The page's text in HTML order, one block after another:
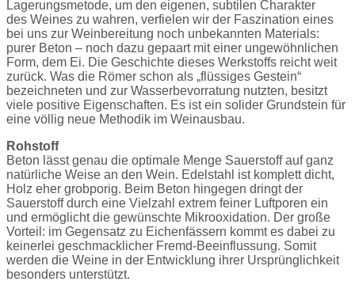
Lagerungsmetode, um den eigenen, subtilen Charakter
des Weines zu wahren, verfielen wir der Faszination eines
bei uns zur Weinbereitung noch unbekannten Materials:
purer Beton – noch dazu gepaart mit einer ungewöhnlichen
Form, dem Ei. Die Geschichte dieses Werkstoffs reicht weit
zurück. Was die Römer schon als „flüssiges Gestein“
bezeichneten und zur Wasserbevorratung nutzten, besitzt
viele positive Eigenschaften. Es ist ein solider Grundstein für
eine völlig neue Methodik im Weinausbau.
Rohstoff
Beton lässt genau die optimale Menge Sauerstoff auf ganz
natürliche Weise an den Wein. Edelstahl ist komplett dicht,
Holz eher grobporig. Beim Beton hingegen dringt der
Sauerstoff durch eine Vielzahl extrem feiner Luftporen ein
und ermöglicht die gewünschte Mikrooxidation. Der große
Vorteil: im Gegensatz zu Eichenfässern kommt es dabei zu
keinerlei geschmacklicher Fremd-Beeinflussung. Somit
werden die Weine in der Entwicklung ihrer Ursprünglichkeit
besonders unterstützt.